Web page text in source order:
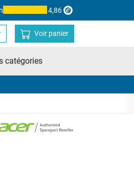
4,86
Voir panier
catégories